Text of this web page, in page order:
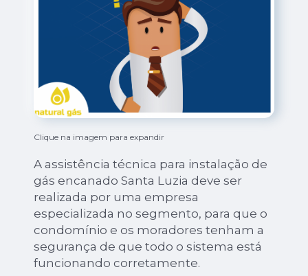
Clique na imagem para expandir
A assistência técnica para instalação de
gás encanado Santa Luzia deve ser
realizada por uma empresa
especializada no segmento, para que o
condomínio e os moradores tenham a
segurança de que todo o sistema está
funcionando corretamente.